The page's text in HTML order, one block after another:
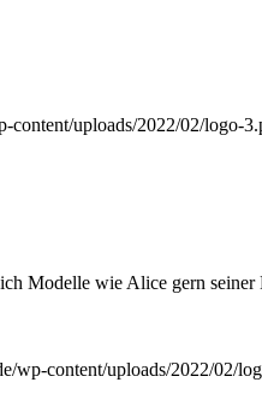
content/uploads/2022/02/logo-
Modelle wie Alice gern seiner
wp-content/uploads/2022/02/